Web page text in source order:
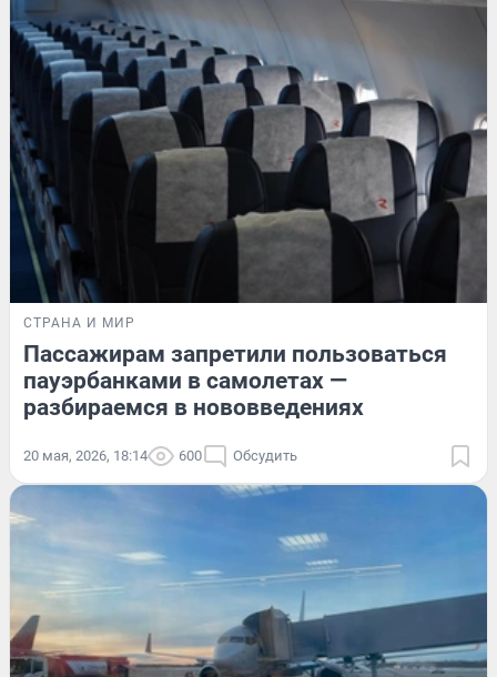
СТРАНА И МИР
Пассажирам запретили пользоваться
пауэрбанками в самолетах —
разбираемся в нововведениях
20 мая, 2026, 18:14 600 Обсудить